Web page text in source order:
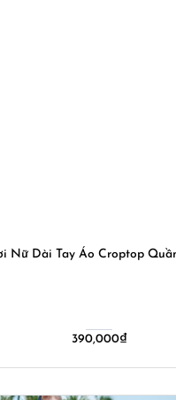
Nữ Dài Tay Áo Croptop
390,000₫